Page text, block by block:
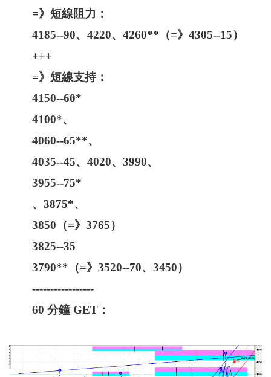
=》短線阻力：
4185--90、4220、4260**（=》4305--15）
+++
=》短線支持：
4150--60*
4100*、
4060--65**、
4035--45、4020、3990、
3955--75*
、3875*、
3850（=》3765）
3825--35
3790**（=》3520--70、3450）
-----------------
60 分鐘 GET：